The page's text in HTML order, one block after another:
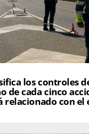
los controles
de cada cinco
relacionado con el